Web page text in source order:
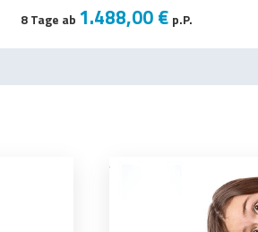
8 Tage ab 1.488,00 € p.P.